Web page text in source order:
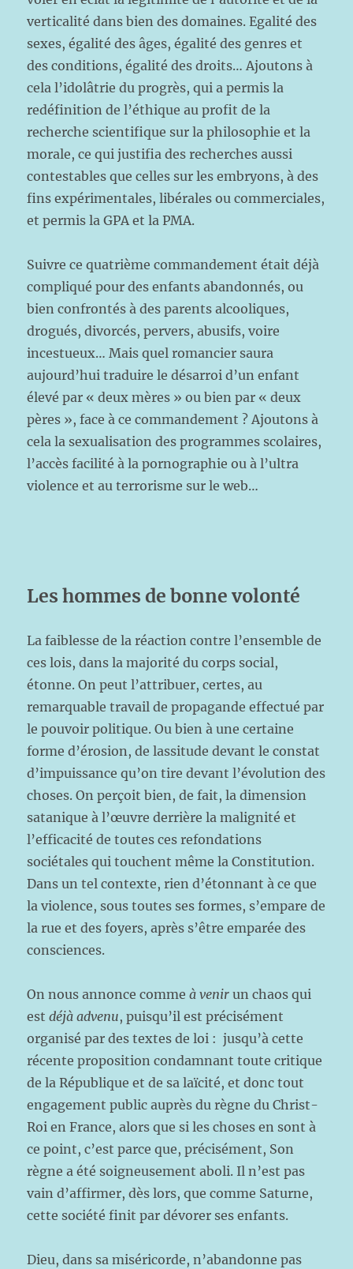
verticalité dans bien des domaines. Egalité des
sexes, égalité des âges, égalité des genres et
des conditions, égalité des droits… Ajoutons à
cela l’idolâtrie du progrès, qui a permis la
redéfinition de l’éthique au profit de la
recherche scientifique sur la philosophie et la
morale, ce qui justifia des recherches aussi
contestables que celles sur les embryons, à des
fins expérimentales, libérales ou commerciales,
et permis la GPA et la PMA.
Suivre ce quatrième commandement était déjà
compliqué pour des enfants abandonnés, ou
bien confrontés à des parents alcooliques,
drogués, divorcés, pervers, abusifs, voire
incestueux… Mais quel romancier saura
aujourd’hui traduire le désarroi d’un enfant
élevé par « deux mères » ou bien par « deux
pères », face à ce commandement ? Ajoutons à
cela la sexualisation des programmes scolaires,
l’accès facilité à la pornographie ou à l’ultra
violence et au terrorisme sur le web…
Les hommes de bonne volonté
La faiblesse de la réaction contre l’ensemble de
ces lois, dans la majorité du corps social,
étonne. On peut l’attribuer, certes, au
remarquable travail de propagande effectué par
le pouvoir politique. Ou bien à une certaine
forme d’érosion, de lassitude devant le constat
d’impuissance qu’on tire devant l’évolution des
choses. On perçoit bien, de fait, la dimension
satanique à l’œuvre derrière la malignité et
l’efficacité de toutes ces refondations
sociétales qui touchent même la Constitution.
Dans un tel contexte, rien d’étonnant à ce que
la violence, sous toutes ses formes, s’empare de
la rue et des foyers, après s’être emparée des
consciences.
On nous annonce commeà venir un chaos qui
estdéjà advenu, puisqu’il est précisément
organisé par des textes de loi : jusqu’à cette
récente proposition condamnant toute critique
de la République et de sa laïcité, et donc tout
engagement public auprès du règne du Christ-
Roi en France, alors que si les choses en sont à
ce point, c’est parce que, précisément, Son
règne a été soigneusement aboli. Il n’est pas
vain d’affirmer, dès lors, que comme Saturne,
cette société finit par dévorer ses enfants.
Dieu, dans sa miséricorde, n’abandonne pas